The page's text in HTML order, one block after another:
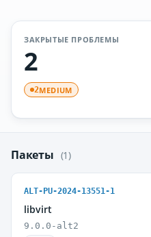
ЗАКРЫТЫЕ ПРОБЛЕМЫ
2
2MEDIUM
Пакеты (1)
ALT-PU-2024-13551-1
libvirt
9.0.0-alt2